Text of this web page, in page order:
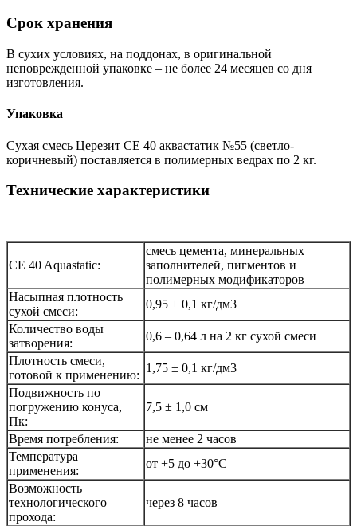
Срок хранения
В сухих условиях, на поддонах, в оригинальной
неповрежденной упаковке – не более 24 месяцев со дня
изготовления.
Упаковка
Сухая смесь Церезит CE 40 аквастатик №55 (светло-
коричневый) поставляется в полимерных ведрах по 2 кг.
Технические характеристики
CE 40 Aquastatic:
смесь цемента, минеральных
заполнителей, пигментов и
полимерных модификаторов
Насыпная плотность
сухой смеси:
0,95 ± 0,1 кг/дм3
Количество воды
затворения:
0,6 – 0,64 л на 2 кг сухой смеси
Плотность смеси,
готовой к применению:
1,75 ± 0,1 кг/дм3
Подвижность по
погружению конуса,
Пк:
7,5 ± 1,0 см
Время потребления:
не менее 2 часов
Температура
применения:
от +5 до +30°C
Возможность
технологического
прохода:
через 8 часов